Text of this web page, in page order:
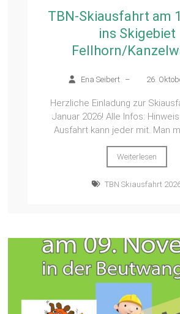
TBN-Skiausfahrt am
ins Skigebiet
Fellhorn/
Ena Seibert – 26.
Herzliche Einladung zur
Januar 2026! Alle Infos:
Ausfahrt kann jeder mit. Man
Weiterlesen
TBN Skiausfahrt